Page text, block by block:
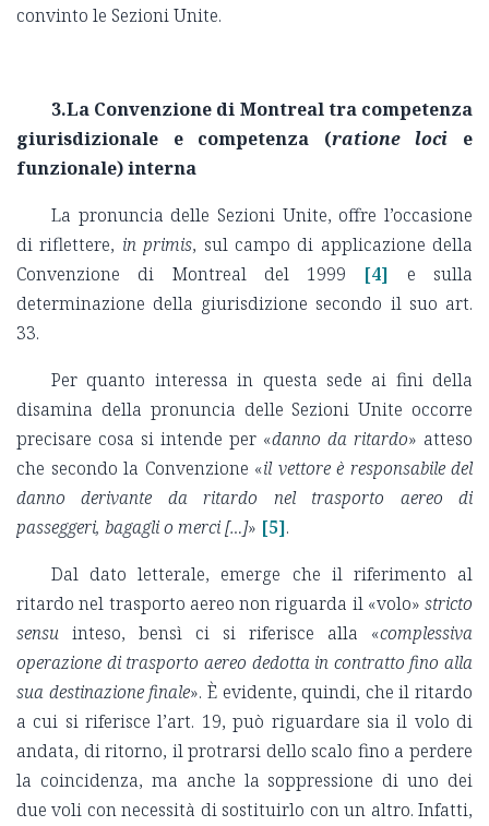
convinto le Sezioni Unite.
3.La Convenzione di Montreal tra competenza
giurisdizionale e competenza (ratione loci e
funzionale) interna
La pronuncia delle Sezioni Unite, offre l’occasione
di riflettere, in primis, sul campo di applicazione della
Convenzione di Montreal del 1999
[4] e sulla
determinazione della giurisdizione secondo il suo art.
33.
Per quanto interessa in questa sede ai fini della
disamina della pronuncia delle Sezioni Unite occorre
precisare cosa si intende per «danno da ritardo» atteso
che secondo la Convenzione «il vettore è responsabile del
danno derivante da ritardo nel trasporto aereo di
passeggeri, bagagli o merci […]» [5].
Dal dato letterale, emerge che il riferimento al
ritardo nel trasporto aereo non riguarda il «volo» stricto
sensu inteso, bensì ci si riferisce alla «complessiva
operazione di trasporto aereo dedotta in contratto fino alla
sua destinazione finale». È evidente, quindi, che il ritardo
a cui si riferisce l’art. 19, può riguardare sia il volo di
andata, di ritorno, il protrarsi dello scalo fino a perdere
la coincidenza, ma anche la soppressione di uno dei
due voli con necessità di sostituirlo con un altro. Infatti,